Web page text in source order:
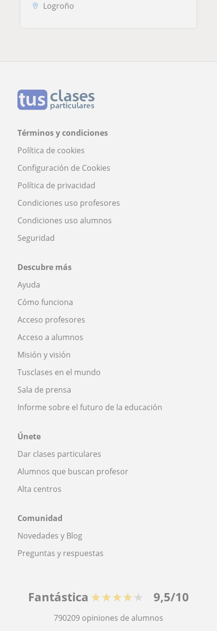
Logroño
Términos y condiciones
Política de cookies
Configuración de Cookies
Política de privacidad
Condiciones uso profesores
Condiciones uso alumnos
Seguridad
Descubre más
Ayuda
Cómo funciona
Acceso profesores
Acceso a alumnos
Misión y visión
Tusclases en el mundo
Sala de prensa
Informe sobre el futuro de la educación
Únete
Dar clases particulares
Alumnos que buscan profesor
Alta centros
Comunidad
Novedades y Blog
Preguntas y respuestas
Fantástica ★★★★★ 9,5/10
790209 opiniones de alumnos